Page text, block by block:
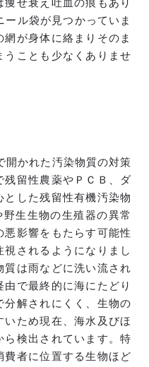
痩せ衰え吐血の痕もあり
ール袋が見つかっていま
が身体に絡まりそのま
うことも少なくありませ
開かれた汚染物質の対策
残留性農薬やＰＣＢ、ダ
とした残留性有機汚染物
生生物の生殖器の異常
悪影響をもたらす可能性
視されるようになりまし
質は雨などに洗い流され
由で最終的に海にたどり
分解されにくく、生物の
いため現在、海水及びほ
ら検出されています。特
費者に位置する生物ほど